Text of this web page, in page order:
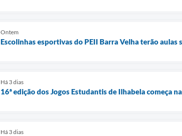
Ontem
Escolinhas esportivas do PEII Barra Velha terão
Há 3 dias
16ª edição dos Jogos Estudantis de Ilhabela começa
Há 3 dias